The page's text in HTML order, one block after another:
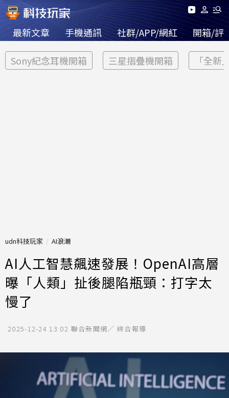
最新文章 手機通訊 社群/APP/網紅 開箱/評
Sony紀念耳機開箱 三星摺疊機開箱 「全新
udn科技玩家 AI浪潮
AI人工智慧飆速發展！OpenAI高層
曝「人類」扯後腿陷瓶頸：打字太
慢了
2025-12-24 13:02 聯合新聞網／ 綜合報導